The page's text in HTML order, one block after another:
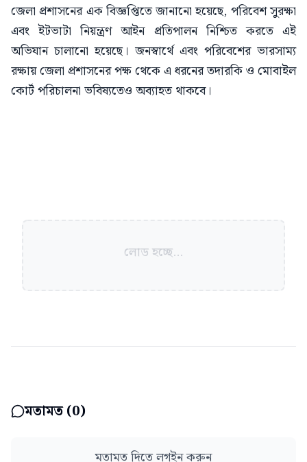
জেলা প্রশাসনের এক বিজ্ঞপ্তিতে জানানো হয়েছে, পরিবেশ সুরক্ষা
এবং ইটভাটা নিয়ন্ত্রণ আইন প্রতিপালন নিশ্চিত করতে এই
অভিযান চালানো হয়েছে। জনস্বার্থে এবং পরিবেশের ভারসাম্য
রক্ষায় জেলা প্রশাসনের পক্ষ থেকে এ ধরনের তদারকি ও মোবাইল
কোর্ট পরিচালনা ভবিষ্যতেও অব্যাহত থাকবে।
লোড হচ্ছে...
মতামত (0)
মতামত দিতে লগইন করুন